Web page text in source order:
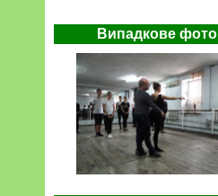
Випадкове фото